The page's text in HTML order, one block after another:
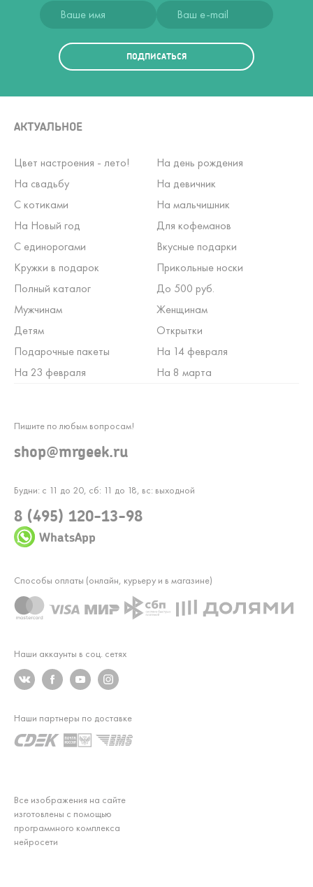
ПОДПИСАТЬСЯ
АКТУАЛЬНОЕ
Цвет настроения - лето!
На день рождения
На свадьбу
На девичник
С котиками
На мальчишник
На Новый год
Для кофеманов
С единорогами
Вкусные подарки
Кружки в подарок
Прикольные носки
Полный каталог
До 500 руб.
Мужчинам
Женщинам
Детям
Открытки
Подарочные пакеты
На 14 февраля
На 23 февраля
На 8 марта
Будни: с 11 до 20, сб: 11 до 18, вс: выходной
8 (495) 120-13-98
WhatsApp
Пишите по любым вопросам!
shop@mrgeek.ru
Наши аккаунты в соц. сетях
Все изображения на сайте
изготовлены с помощью
программного комплекса
нейросети
Способы оплаты (онлайн, курьеру и в магазине)
Наши партнеры по доставке